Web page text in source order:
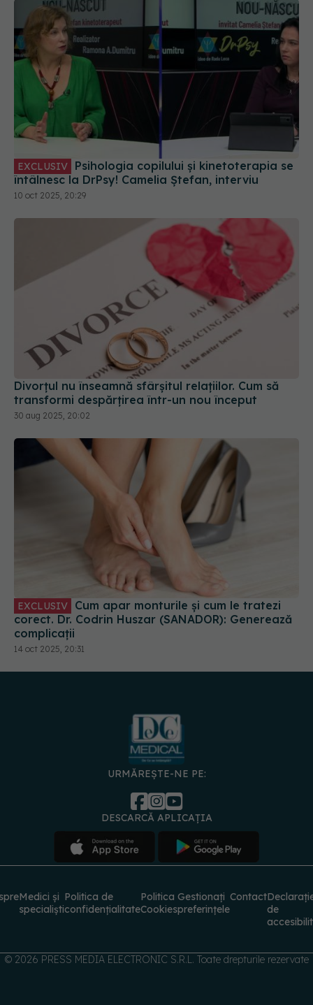
EXCLUSIV
întâlnesc la DrPsy! Camelia Ștefan, interviu
10 oct 2025, 20:29
Divorțul nu înseamnă sfârșitul relațiilor. Cum să
transformi despărțirea într-un nou început
30 aug 2025, 20:02
EXCLUSIV Cum apar monturile și cum le tratezi
corect. Dr. Codrin Huszar (SANADOR): Generează
complicații
14 oct 2025, 20:31
URMĂREȘTE-NE PE:
DESCARCĂ APLICAȚIA
Medici și
specialiști
Politica de
confidențialitate
Politica
Cookies
Gestionați
preferințele
Contact
de
© 2026 PRESS MEDIA ELECTRONIC S.R.L. Toate drepturile rezervate